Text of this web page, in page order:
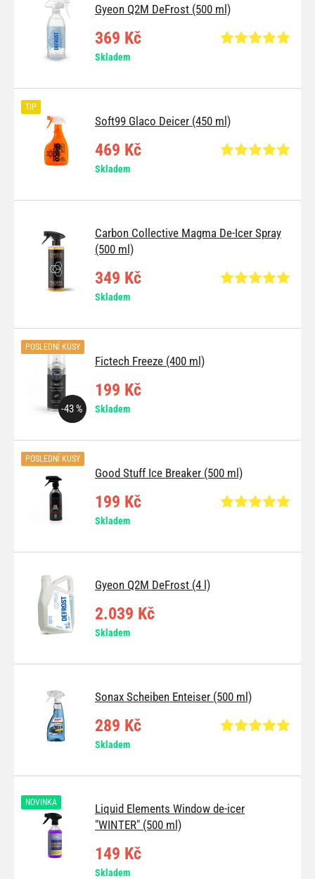
Gyeon Q2M DeFrost (500 ml)
369 Kč
Skladem
Soft99 Glaco Deicer (450 ml)
TIP
469 Kč
Skladem
Carbon Collective Magma De-Icer Spray
(500 ml)
349 Kč
Skladem
Fictech Freeze (400 ml)
-43 %
POSLEDNÍ KUSY
199 Kč
Skladem
Good Stuff Ice Breaker (500 ml)
POSLEDNÍ KUSY
199 Kč
Skladem
Gyeon Q2M DeFrost (4 l)
2.039 Kč
Skladem
Sonax Scheiben Enteiser (500 ml)
289 Kč
Skladem
Liquid Elements Window de-icer
"WINTER" (500 ml)
NOVINKA
149 Kč
Skladem